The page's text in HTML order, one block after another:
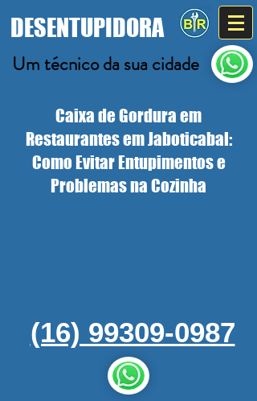
DESENTUPIDORA
Um técnico da sua cidade
Caixa de Gordura em
Restaurantes em Jaboticabal:
Como Evitar Entupimentos e
Problemas na Cozinha
(16) 99309-0987